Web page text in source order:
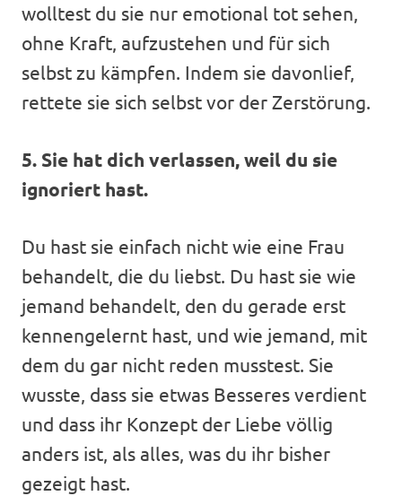
wolltest du sie nur emotional tot sehen,
ohne Kraft, aufzustehen und für sich
selbst zu kämpfen. Indem sie davonlief,
rettete sie sich selbst vor der Zerstörung.
5. Sie hat dich verlassen, weil du sie
ignoriert hast.
Du hast sie einfach nicht wie eine Frau
behandelt, die du liebst. Du hast sie wie
jemand behandelt, den du gerade erst
kennengelernt hast, und wie jemand, mit
dem du gar nicht reden musstest. Sie
wusste, dass sie etwas Besseres verdient
und dass ihr Konzept der Liebe völlig
anders ist, als alles, was du ihr bisher
gezeigt hast.